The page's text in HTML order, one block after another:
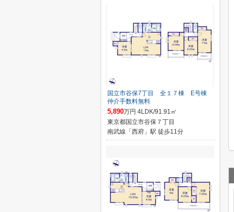
国立市谷保7丁目 全１７棟 E号棟
仲介手数料無料
5,890万円 4LDK/91.91㎡
東京都国立市谷保７丁目
南武線「西府」駅 徒歩11分